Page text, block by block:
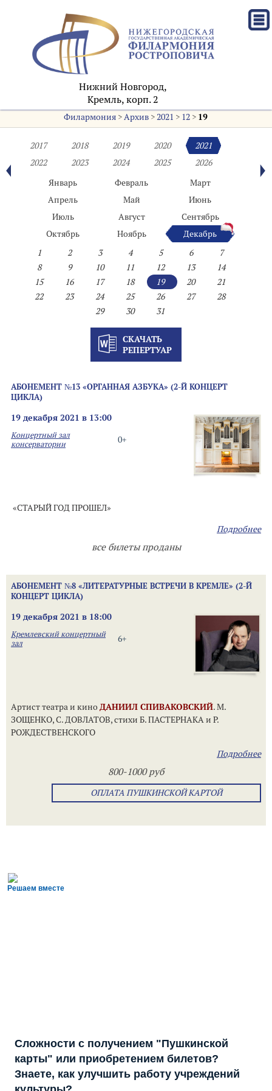
Нижний Новгород,
Кремль, корп. 2
Филармония >Архив >2021 > 12 > 19
2017 2018 2019 2020
2021
2022
2023 2024 2025
2026
Январь
Февраль
Март
Апрель
Май
Июнь
Июль
Август
Сентябрь
Октябрь
Ноябрь
Декабрь
1
2 3 4 5 6
7
8
9 10 11 12 13
14
15
16 17 18 19 20
21
22
23 24 25 26 27
28
29
30 31
СКАЧАТЬ
РЕПЕРТУАР
АБОНЕМЕНТ №13 «ОРГАННАЯ АЗБУКА» (2-Й КОНЦЕРТ
ЦИКЛА)
19 декабря 2021 в 13:00
0+
Концертный зал
консерватории
«СТАРЫЙ ГОД ПРОШЕЛ»
Подробнее
все билеты проданы
АБОНЕМЕНТ №8 «ЛИТЕРАТУРНЫЕ ВСТРЕЧИ В КРЕМЛЕ» (2-Й
КОНЦЕРТ ЦИКЛА)
19 декабря 2021 в 18:00
6+
Кремлевский концертный
зал
Артист театра и киноДАНИИЛ СПИВАКОВСКИЙ. М.
ЗОЩЕНКО, С. ДОВЛАТОВ, стихи Б. ПАСТЕРНАКА и Р.
РОЖДЕСТВЕНСКОГО
Подробнее
800-1000 руб
ОПЛАТА ПУШКИНСКОЙ КАРТОЙ
Решаем вместе
Сложности с получением "Пушкинской
карты" или приобретением билетов?
Знаете, как улучшить работу учреждений